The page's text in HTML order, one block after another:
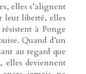
elles s’alignent
leur liberté, elles
à Ponge
Quand d’un
au regard que
elles deviennent